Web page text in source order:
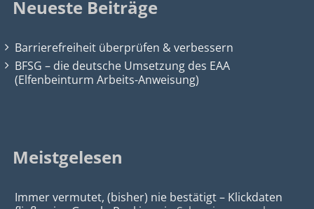
Neueste Beiträge
Barrierefreiheit überprüfen & verbessern
BFSG – die deutsche Umsetzung des EAA
(Elfenbeinturm Arbeits-Anweisung)
Meistgelesen
Immer vermutet, (bisher) nie bestätigt – Klickdaten